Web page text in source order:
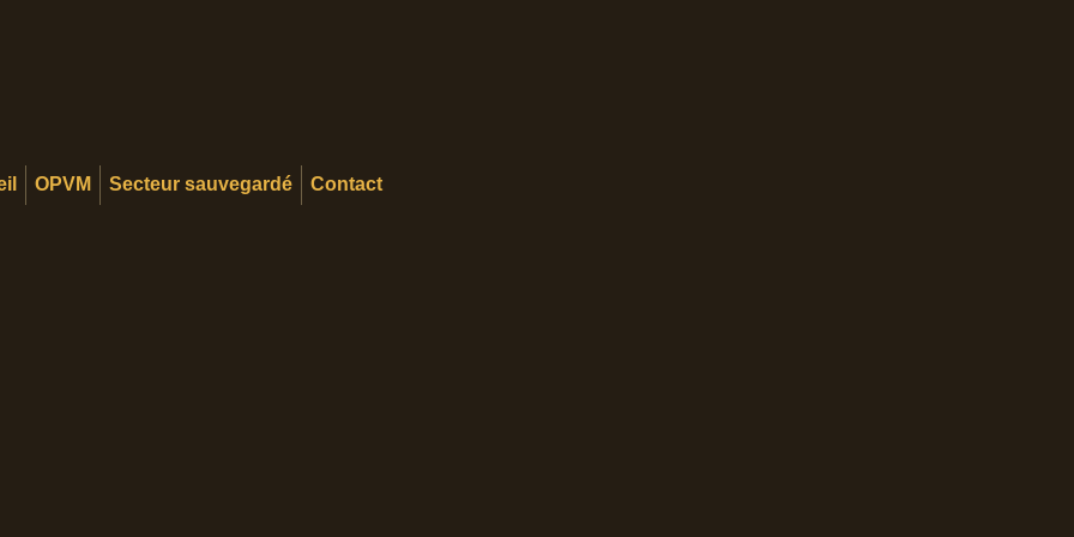
OPVM Secteur sauvegardé Contact